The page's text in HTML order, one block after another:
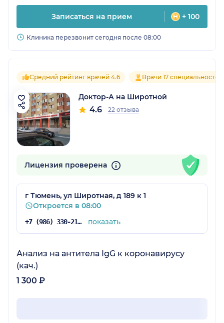
Записаться на прием + 100
Клиника перезвонит сегодня после 08:00
Средний рейтинг врачей 4.6 Врачи 17 специальностей
Доктор-А на Широтной
4.6 22 отзыва
Лицензия проверена
г Тюмень, ул Широтная, д 189 к 1
Откроется в 08:00
+7 (986) 330-21-79 показать
Анализ на антитела IgG к коронавирусу
(кач.)
1 300 ₽